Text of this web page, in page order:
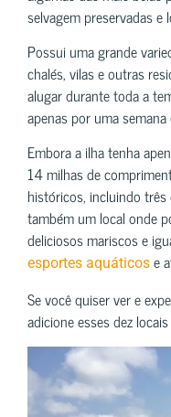
selvagem preservadas e
Possui uma grande
chalés, vilas e outras
alugar durante toda a
apenas por uma
Embora a ilha tenha
14 milhas de
históricos, incluindo
também um local onde
deliciosos mariscos e
esportes aquáticos e
Se você quiser ver e
adicione esses dez